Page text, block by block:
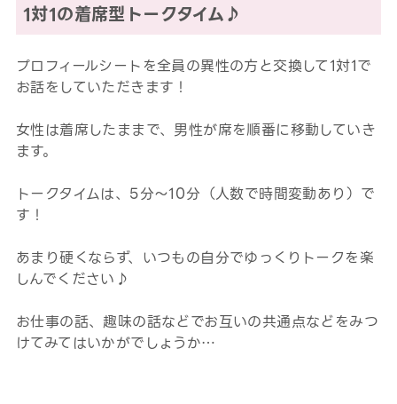
1対1の着席型トークタイム♪
プロフィールシートを全員の異性の方と交換して1対1で
お話をしていただきます！
女性は着席したままで、男性が席を順番に移動していき
ます。
トークタイムは、5分～10分（人数で時間変動あり）で
す！
あまり硬くならず、いつもの自分でゆっくりトークを楽
しんでください♪
お仕事の話、趣味の話などでお互いの共通点などをみつ
けてみてはいかがでしょうか…